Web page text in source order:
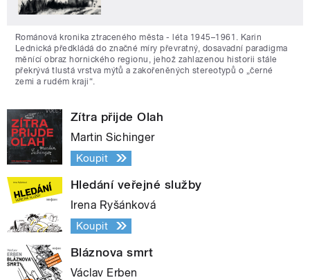
Románová kronika ztraceného města - léta 1945–1961. Karin
Lednická předkládá do značné míry převratný, dosavadní paradigma
měnící obraz hornického regionu, jehož zahlazenou historii stále
překrývá tlustá vrstva mýtů a zakořeněných stereotypů o „černé
zemi a rudém kraji“.
Zítra přijde Olah
Martin Sichinger
Koupit
Hledání veřejné služby
Irena Ryšánková
Koupit
Bláznova smrt
Václav Erben